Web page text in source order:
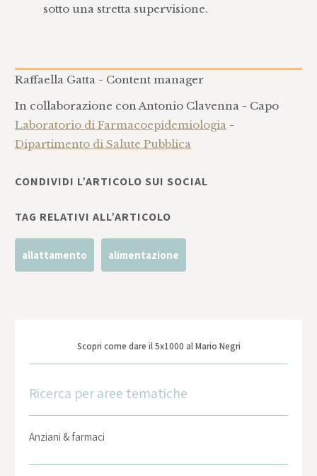
sotto una stretta supervisione.
Raffaella Gatta - Content manager
In collaborazione con Antonio Clavenna - Capo
Laboratorio di Farmacoepidemiologia -
Dipartimento di Salute Pubblica
CONDIVIDI L’ARTICOLO SUI SOCIAL
TAG RELATIVI ALL’ARTICOLO
allattamento alimentazione
Scopri come dare il 5x1000 al Mario Negri
Ricerca per aree tematiche
Anziani & farmaci